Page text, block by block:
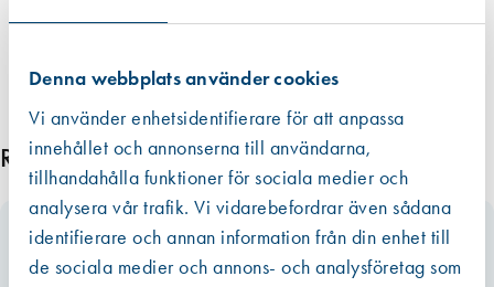
Denna webbplats använder cookies
Vi använder enhetsidentifierare för att anpassa
innehållet och annonserna till användarna,
tillhandahålla funktioner för sociala medier och
analysera vår trafik. Vi vidarebefordrar även sådana
identifierare och annan information från din enhet till
de sociala medier och annons- och analysföretag som
Relaterade produkter